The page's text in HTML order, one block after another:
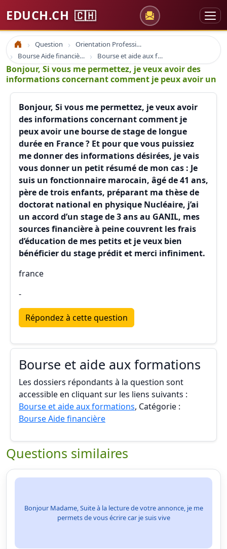
EDUCH.CH 🇨🇭
Accueil Question
Orientation Professionnelle
Bourse Aide financière
Bourse et aide aux formations
Bonjour, Si vous me permettez, je veux avoir des
informations concernant comment je peux avoir un
Bonjour, Si vous me permettez, je veux avoir
des informations concernant comment je
peux avoir une bourse de stage de longue
durée en France ? Et pour que vous puissiez
me donner des informations désirées, je vais
vous donner un petit résumé de mon cas : Je
suis un fonctionnaire marocain, âgé de 41 ans,
père de trois enfants, préparant ma thèse de
doctorat national en physique Nucléaire, j’ai
un accord d’un stage de 3 ans au GANIL, mes
sources financière à peine couvrent les frais
d’éducation de mes petits et je veux bien
bénéficier du stage prédit et merci infiniment.
france
-
Répondez à cette question
Bourse et aide aux formations
Les dossiers répondants à la question sont
accessible en cliquant sur les liens suivants :
Bourse et aide aux formations, Catégorie :
Bourse Aide financière
Questions similaires
Bonjour Madame, Suite à la lecture de votre annonce, je me
permets de vous écrire car je suis vive